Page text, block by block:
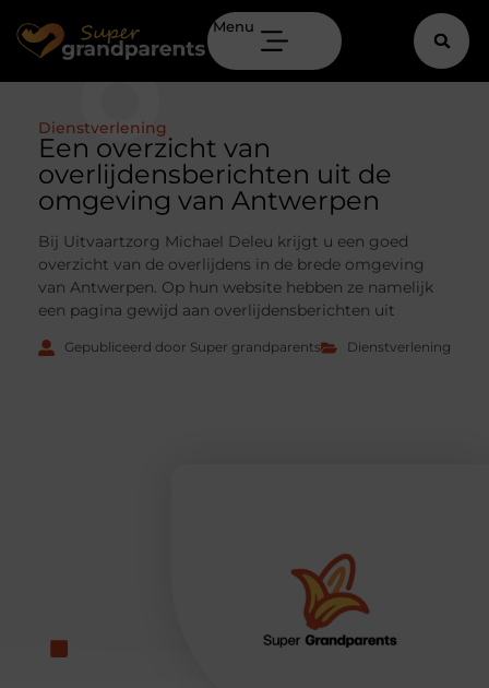
Menu
Dienstverlening
Een overzicht van
overlijdensberichten uit de
omgeving van Antwerpen
Bij Uitvaartzorg Michael Deleu krijgt u een goed
overzicht van de overlijdens in de brede omgeving
van Antwerpen. Op hun website hebben ze namelijk
een pagina gewijd aan overlijdensberichten uit
Gepubliceerd door Super grandparents Dienstverlening